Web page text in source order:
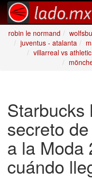
robin le normand
juventus - atalanta
villarreal vs athletic
Starbucks
secreto
a la Moda
cuándo